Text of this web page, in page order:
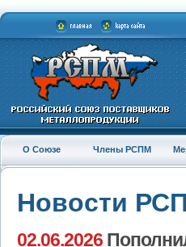
О Союзе Члены РСПМ
Новости
02.06.2026